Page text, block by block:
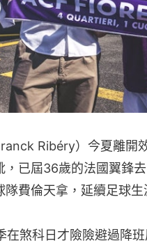
Ribéry）今夏離開
，已屆36歲的法國翼鋒
隊費倫天拿，延續足球生
在煞科日才險險避過降